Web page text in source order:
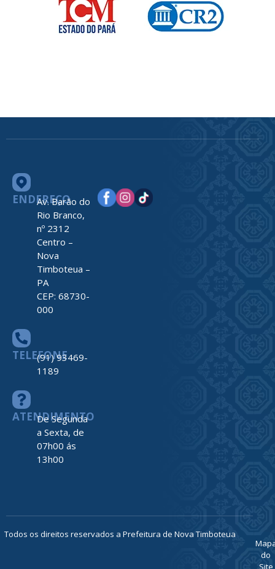
ENDEREÇO
Av. Barão do
Rio Branco,
nº 2312
Centro –
Nova
Timboteua –
PA
CEP: 68730-
000
TELEFONE
(91) 93469-
1189
ATENDIMENTO
De Segunda
a Sexta, de
07h00 ás
13h00
Todos os direitos reservados a Prefeitura de Nova Timboteua
do
Site